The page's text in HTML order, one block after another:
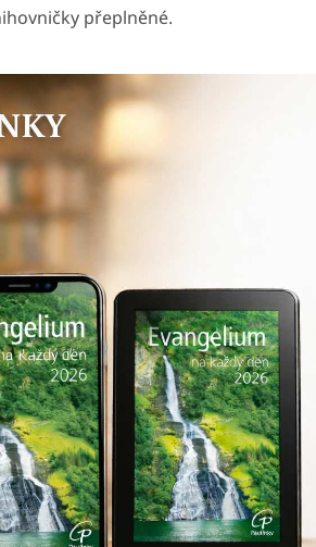
přeplněné.